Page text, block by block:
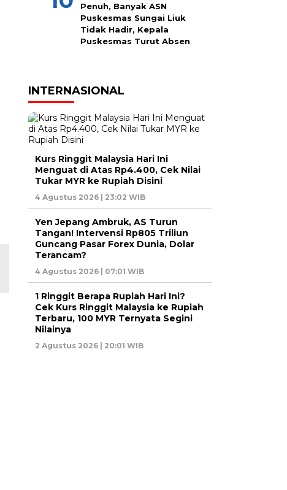
Penuh, Banyak ASN
Puskesmas Sungai Liuk
Tidak Hadir, Kepala
Puskesmas Turut Absen
INTERNASIONAL
Kurs Ringgit Malaysia Hari Ini
Menguat di Atas Rp4.400, Cek Nilai
Tukar MYR ke Rupiah Disini
4 Agustus 2026 | 23:02 WIB
Yen Jepang Ambruk, AS Turun
Tangan! Intervensi Rp805 Triliun
Guncang Pasar Forex Dunia, Dolar
Terancam?
4 Agustus 2026 | 07:01 WIB
1 Ringgit Berapa Rupiah Hari Ini?
Cek Kurs Ringgit Malaysia ke Rupiah
Terbaru, 100 MYR Ternyata Segini
Nilainya
2 Agustus 2026 | 20:01 WIB